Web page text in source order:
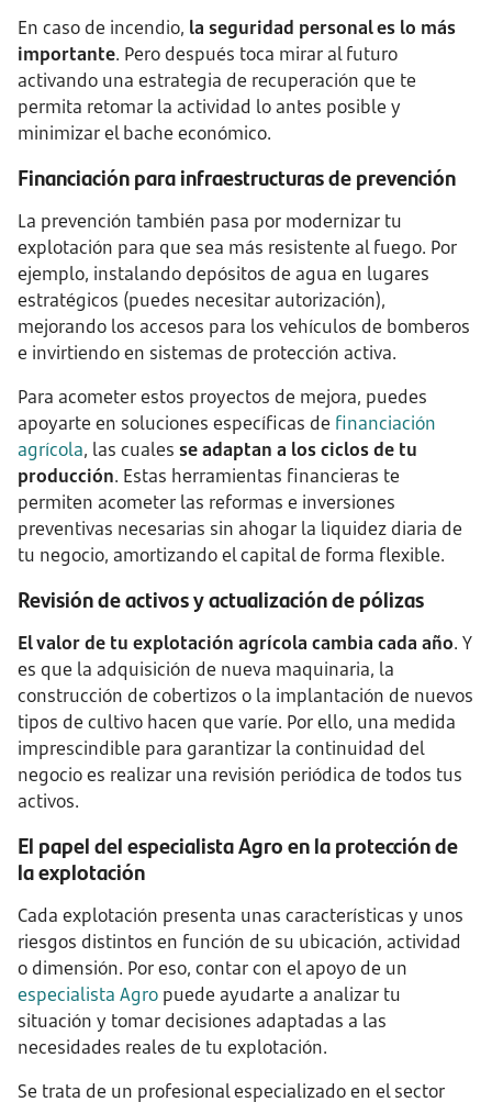
En caso de incendio, la seguridad personal es lo más
importante. Pero después toca mirar al futuro
activando una estrategia de recuperación que te
permita retomar la actividad lo antes posible y
minimizar el bache económico.
Financiación para infraestructuras de prevención
La prevención también pasa por modernizar tu
explotación para que sea más resistente al fuego. Por
ejemplo, instalando depósitos de agua en lugares
estratégicos (puedes necesitar autorización),
mejorando los accesos para los vehículos de bomberos
e invirtiendo en sistemas de protección activa.
Para acometer estos proyectos de mejora, puedes
apoyarte en soluciones específicas de financiación
agrícola, las cuales se adaptan a los ciclos de tu
producción. Estas herramientas financieras te
permiten acometer las reformas e inversiones
preventivas necesarias sin ahogar la liquidez diaria de
tu negocio, amortizando el capital de forma flexible.
Revisión de activos y actualización de pólizas
El valor de tu explotación agrícola cambia cada año. Y
es que la adquisición de nueva maquinaria, la
construcción de cobertizos o la implantación de nuevos
tipos de cultivo hacen que varíe. Por ello, una medida
imprescindible para garantizar la continuidad del
negocio es realizar una revisión periódica de todos tus
activos.
El papel del especialista Agro en la protección de
la explotación
Cada explotación presenta unas características y unos
riesgos distintos en función de su ubicación, actividad
o dimensión. Por eso, contar con el apoyo de un
especialista Agro puede ayudarte a analizar tu
situación y tomar decisiones adaptadas a las
necesidades reales de tu explotación.
Se trata de un profesional especializado en el sector